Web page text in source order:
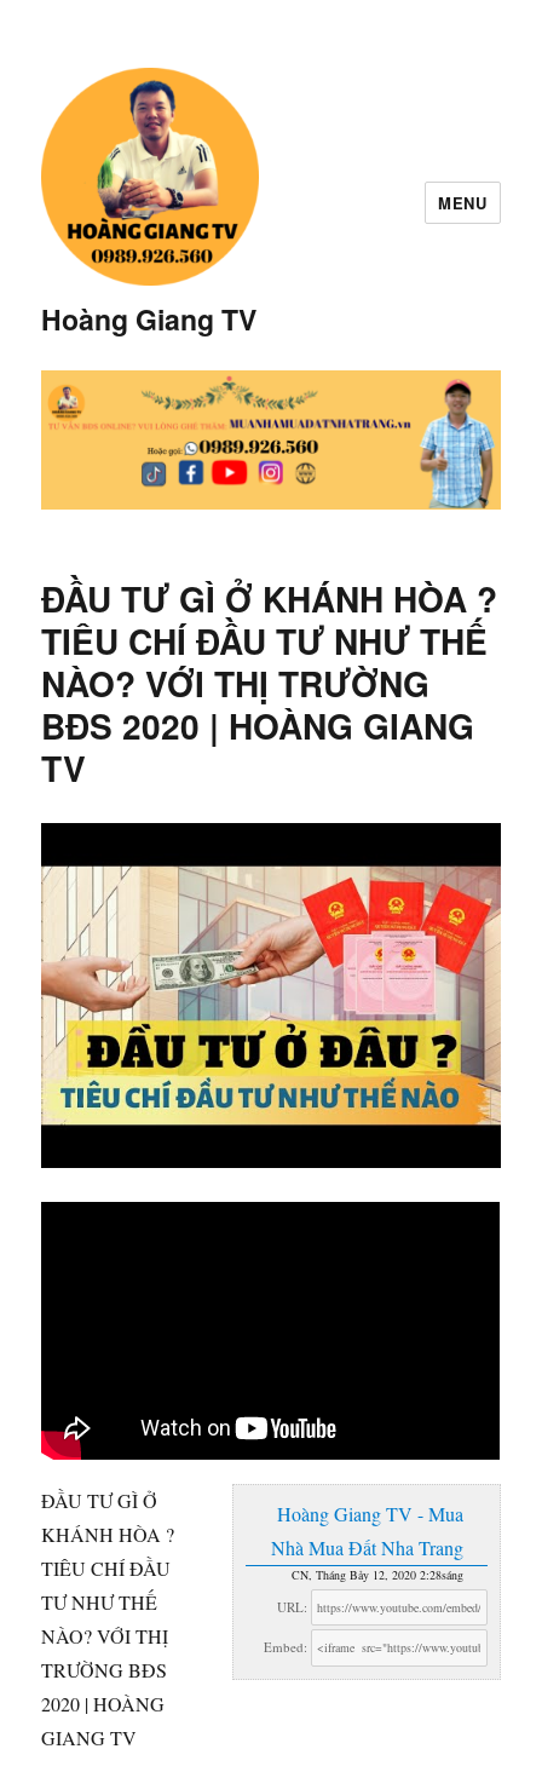
Hoàng Giang TV
MENU
ĐẦU TƯ GÌ Ở KHÁNH HÒA ?
TIÊU CHÍ ĐẦU TƯ NHƯ THẾ
NÀO? VỚI THỊ TRƯỜNG
BĐS 2020 | HOÀNG GIANG
TV
Hoàng Giang TV - Mua
Nhà Mua Đất Nha Trang
CN, Tháng Bảy 12, 2020 2:28sáng
URL:
Embed:
ĐẦU TƯ GÌ Ở
KHÁNH HÒA ?
TIÊU CHÍ ĐẦU
TƯ NHƯ THẾ
NÀO? VỚI THỊ
TRƯỜNG BĐS
2020 |HOÀNG
GIANG TV